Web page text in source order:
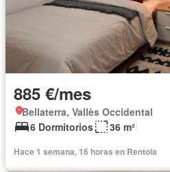
885 €/mes
Bellaterra, Vallès Occidental
6 Dormitorios
36 m²
Hace 1 semana, 16 horas en Rentola